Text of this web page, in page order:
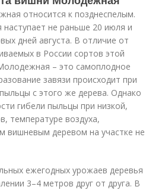
относится к позднеспелым.
не раньше 20 июля и
дней августа. В отличие от
в России сортов этой
– это самоплодное
завязи происходит при
с этого же дерева. Однако
гибели пыльцы при низкой,
температуре воздуха,
вишневым деревом на участке не
ежегодных урожаев деревья
3–4 метров друг от друга. В